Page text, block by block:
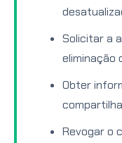
Solicitar a
eliminação
Obter
Revogar o